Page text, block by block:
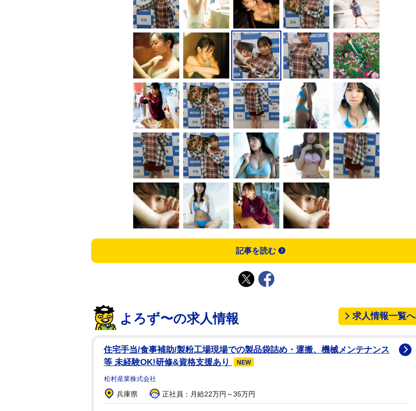
記事を読む
よろず〜の求人情報 求人情報一覧へ
住宅手当/食事補助/製粉工場現場での製品袋詰め・運搬、機械メンテナンス
等 未経験OK!研修&資格支援あり
NEW
松村産業株式会社
兵庫県 正社員：月給22万円～35万円